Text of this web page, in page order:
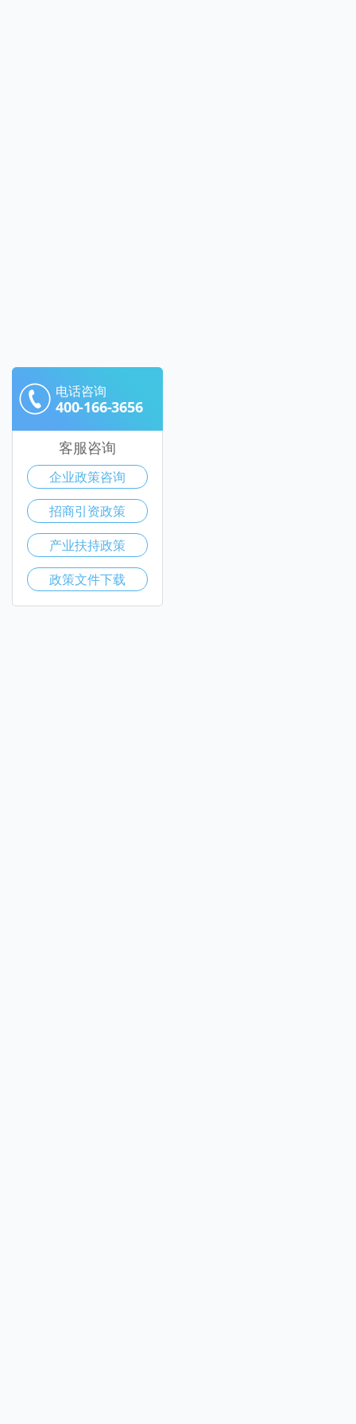
电话咨询
400-166-3656
客服咨询
企业政策咨询
招商引资政策
产业扶持政策
政策文件下载